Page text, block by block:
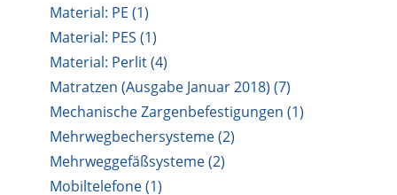
Material: PE (1)
Material: PES (1)
Material: Perlit (4)
Matratzen (Ausgabe Januar 2018) (7)
Mechanische Zargenbefestigungen (1)
Mehrwegbechersysteme (2)
Mehrweggefäßsysteme (2)
Mobiltelefone (1)